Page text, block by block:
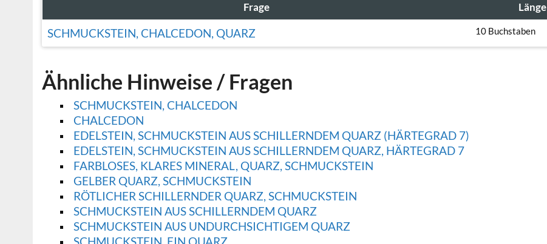
Frage Länge
SCHMUCKSTEIN, CHALCEDON, QUARZ 10 Buchstaben
Ähnliche Hinweise / Fragen
SCHMUCKSTEIN, CHALCEDON
CHALCEDON
EDELSTEIN, SCHMUCKSTEIN AUS SCHILLERNDEM QUARZ (HÄRTEGRAD 7)
EDELSTEIN, SCHMUCKSTEIN AUS SCHILLERNDEM QUARZ, HÄRTEGRAD 7
FARBLOSES, KLARES MINERAL, QUARZ, SCHMUCKSTEIN
GELBER QUARZ, SCHMUCKSTEIN
RÖTLICHER SCHILLERNDER QUARZ, SCHMUCKSTEIN
SCHMUCKSTEIN AUS SCHILLERNDEM QUARZ
SCHMUCKSTEIN AUS UNDURCHSICHTIGEM QUARZ